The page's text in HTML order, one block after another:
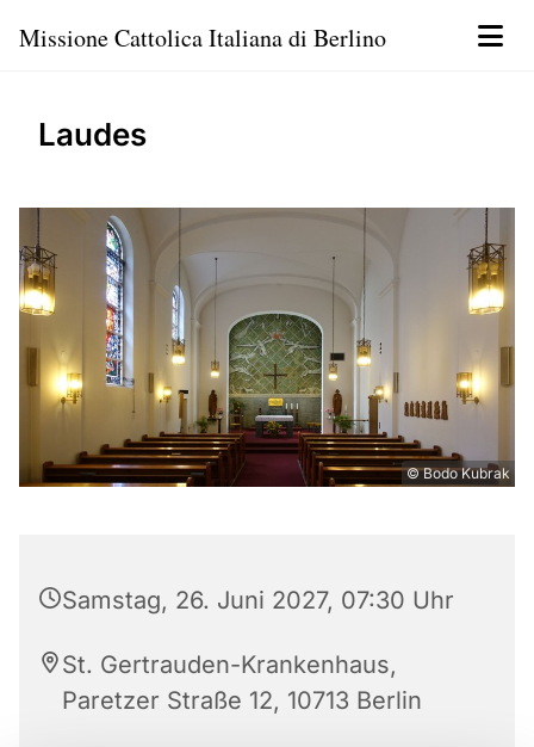
Missione Cattolica Italiana di Berlino
Laudes
© Bodo Kubrak
Samstag, 26. Juni 2027, 07:30 Uhr
St. Gertrauden-Krankenhaus,
Paretzer Straße 12, 10713 Berlin